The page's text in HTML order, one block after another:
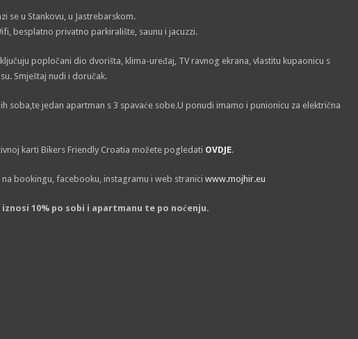
s
s
n
e
a
i
se u Stankovu, u Jastrebarskom.
besplatno privatno parkiralište, saunu i jacuzzi.
popločani dio dvorišta, klima-uređaj, TV ravnog ekrana, vlastitu kupaonicu s
Smještaj nudi i doručak.
soba,te jedan apartman s 3 spavaće sobe.U ponudi imamo i punionicu za električna
karti Bikers Friendly Croatia možete pogledati OVDJE.
na bookingu, facebooku, instagramu i web stranici www.mojhir.eu
10% po sobi i apartmanu te po noćenju.